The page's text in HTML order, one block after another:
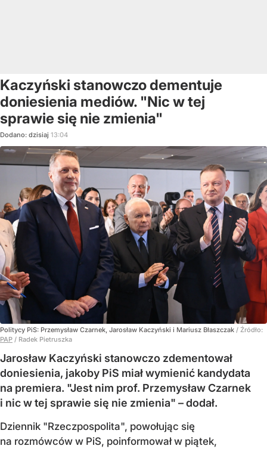
Kaczyński stanowczo dementuje
doniesienia mediów. "Nic w tej
sprawie się nie zmienia"
Dodano: dzisiaj 13:04
Politycy PiS: Przemysław Czarnek, Jarosław Kaczyński i Mariusz Błaszczak / Źródło:
PAP / Radek Pietruszka
Jarosław Kaczyński stanowczo zdementował
doniesienia, jakoby PiS miał wymienić kandydata
na premiera. "Jest nim prof. Przemysław Czarnek
i nic w tej sprawie się nie zmienia" – dodał.
Dziennik "Rzeczpospolita", powołując się
na rozmówców w PiS, poinformował w piątek,